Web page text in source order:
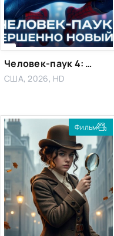
Человек-паук 4: Совершенно новый день
США, 2026, HD
Фильм